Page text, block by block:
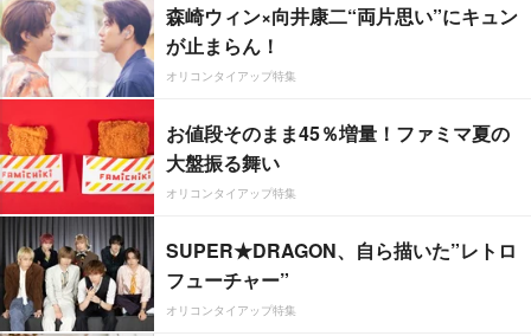
森崎ウィン×向井康二“両片思い”にキュン
が止まらん！
オリコンタイアップ特集
お値段そのまま45％増量！ファミマ夏の
大盤振る舞い
オリコンタイアップ特集
SUPER★DRAGON、自ら描いた”レトロ
フューチャー”
オリコンタイアップ特集